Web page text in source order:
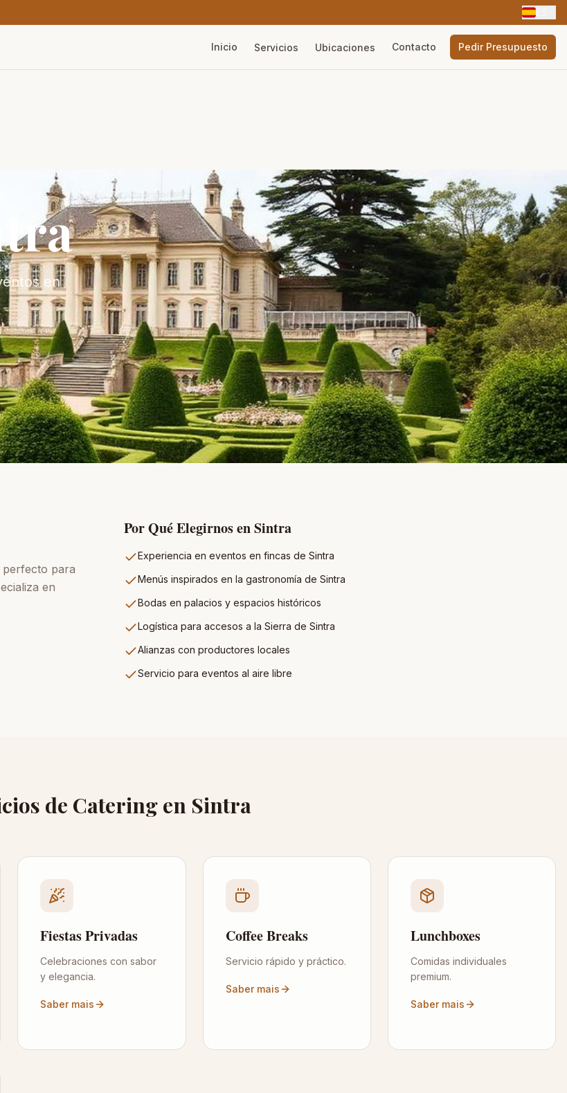
Inicio Servicios Ubicaciones Contacto Pedir Presupuesto
en
perfecto para
en
Por Qué Elegirnos enSintra
Experiencia en eventos en fincas de Sintra
Menús inspirados en la gastronomía de Sintra
Bodas en palacios y espacios históricos
Logística para accesos a la Sierra de Sintra
Alianzas con productores locales
Servicio para eventos al aire libre
de Catering en Sintra
Fiestas Privadas
Celebraciones con sabor
y elegancia.
Saber mais
Coffee Breaks
Servicio rápido y práctico.
Saber mais
Lunchboxes
Comidas individuales
premium.
Saber mais